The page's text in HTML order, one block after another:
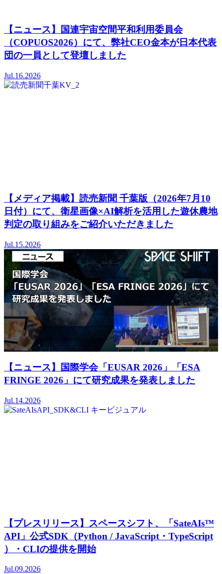
【ニュース】国連宇宙空間平和利用委員会
（COPUOS2026）にて、弊社CEO金本が日本代表
団の一員として登壇しました
Jul.16.2026
【メディア掲載】読売新聞 千葉版（2026年7月10
日付）にて、衛星画像×AI解析を活用した遊休農地
判定の取り組みをご紹介いただきました
Jul.15.2026
【ニュース】国際学会「EUSAR 2026」「ESA
FRINGE 2026」にて研究成果を発表しました
Jul.14.2026
【プレスリリース】スペースシフト、「SateAIs™
API」公式SDK（Python / JavaScript・TypeScript
）・CLIの提供を開始
Jul.09.2026